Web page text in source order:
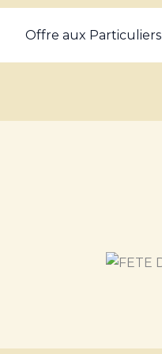
Offre aux Particuliers